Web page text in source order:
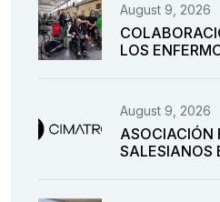
August 9, 2026
LOS
August 9, 2026
ASOCIACIÓN
SALESIANOS